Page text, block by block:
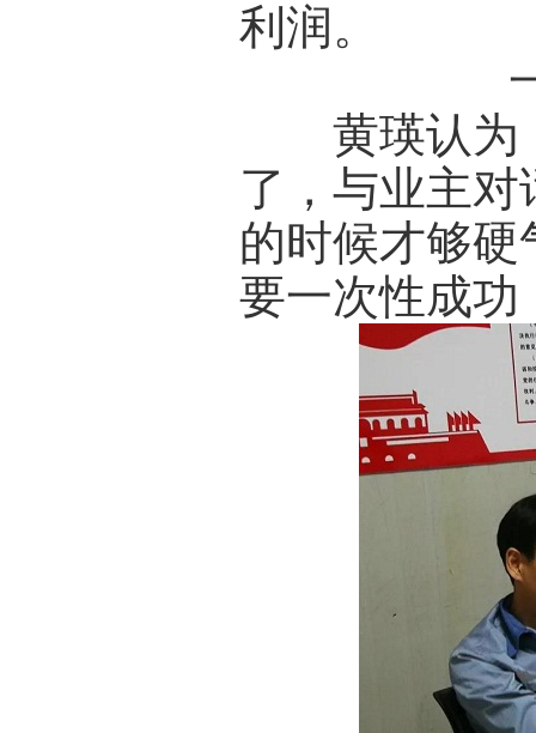
利润。
黄瑛认为，
了，与业主
的时候才够
要一次性成功